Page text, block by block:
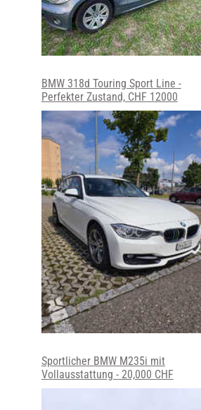
BMW 318d Touring Sport Line -
Perfekter Zustand, CHF 12000
Sportlicher BMW M235i mit
Vollausstattung - 20,000 CHF